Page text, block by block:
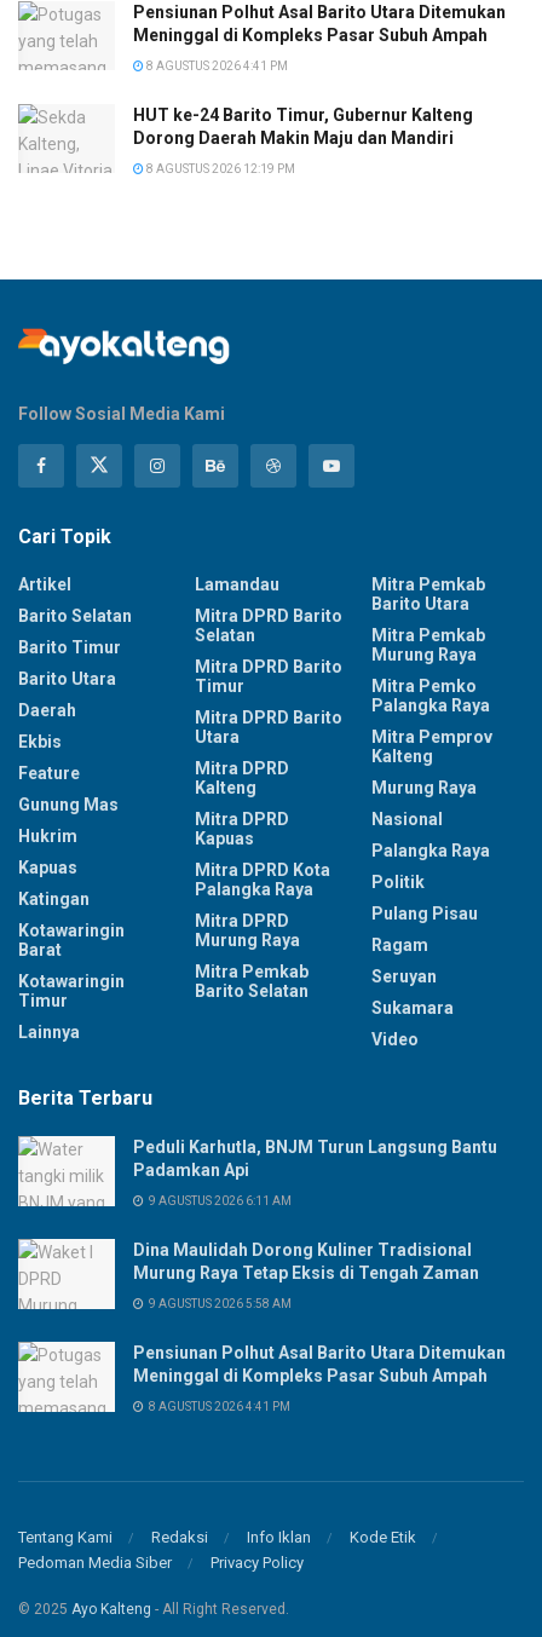
Pensiunan Polhut Asal Barito Utara Ditemukan
Meninggal di Kompleks Pasar Subuh Ampah
8 AGUSTUS 2026 4:41 PM
HUT ke-24 Barito Timur, Gubernur Kalteng
Dorong Daerah Makin Maju dan Mandiri
8 AGUSTUS 2026 12:19 PM
Follow Sosial Media Kami
Cari Topik
Artikel
Barito Selatan
Barito Timur
Barito Utara
Daerah
Ekbis
Feature
Gunung Mas
Hukrim
Kapuas
Katingan
Kotawaringin
Barat
Kotawaringin
Timur
Lainnya
Lamandau
Mitra DPRD Barito
Selatan
Mitra DPRD Barito
Timur
Mitra DPRD Barito
Utara
Mitra DPRD
Kalteng
Mitra DPRD
Kapuas
Mitra DPRD Kota
Palangka Raya
Mitra DPRD
Murung Raya
Mitra Pemkab
Barito Selatan
Mitra Pemkab
Barito Utara
Mitra Pemkab
Murung Raya
Mitra Pemko
Palangka Raya
Mitra Pemprov
Kalteng
Murung Raya
Nasional
Palangka Raya
Politik
Pulang Pisau
Ragam
Seruyan
Sukamara
Video
Berita Terbaru
Peduli Karhutla, BNJM Turun Langsung Bantu
Padamkan Api
9 AGUSTUS 2026 6:11 AM
Dina Maulidah Dorong Kuliner Tradisional
Murung Raya Tetap Eksis di Tengah Zaman
9 AGUSTUS 2026 5:58 AM
Pensiunan Polhut Asal Barito Utara Ditemukan
Meninggal di Kompleks Pasar Subuh Ampah
8 AGUSTUS 2026 4:41 PM
Tentang Kami Redaksi Info Iklan
Kode Etik
Pedoman Media Siber
Privacy Policy
© 2025 Ayo Kalteng - All Right Reserved.